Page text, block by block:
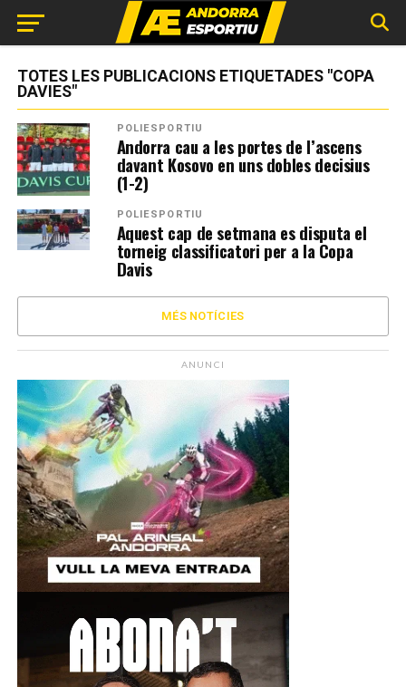
TOTES LES PUBLICACIONS ETIQUETADES "COPA
DAVIES"
POLIESPORTIU
Andorra cau a les portes de l’ascens
davant Kosovo en uns dobles decisius
(1-2)
POLIESPORTIU
Aquest cap de setmana es disputa el
torneig classificatori per a la Copa
Davis
MÉS NOTÍCIES
ANUNCI